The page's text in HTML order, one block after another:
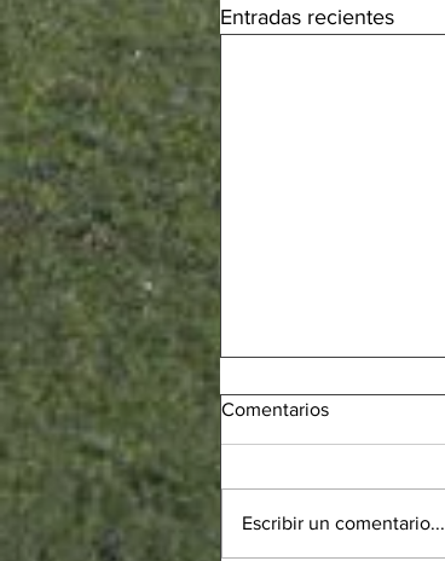
Entradas recientes
Comentarios
Escribir un comentario...